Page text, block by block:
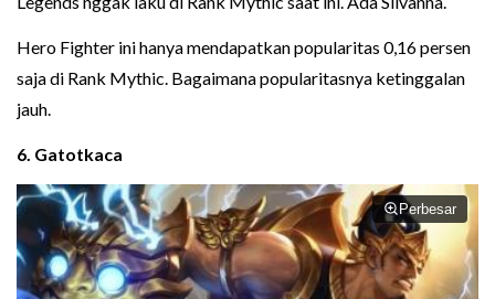
Hero Fighter ini hanya mendapatkan popularitas 0,16 persen
saja di Rank Mythic. Bagaimana popularitasnya ketinggalan
jauh.
6. Gatotkaca
Perbesar